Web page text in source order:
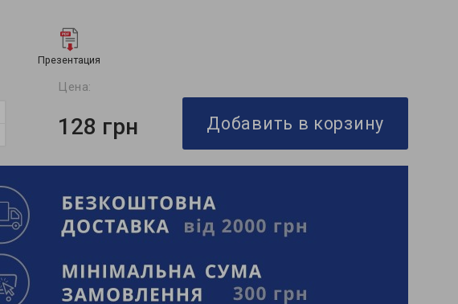
Презентация
Цена:
128 грн Добавить в корзину